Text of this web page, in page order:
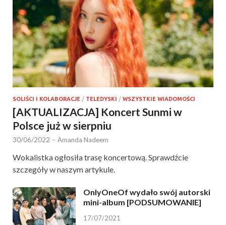
SOLIŚCI I KOLABORACJE / TELEDYSKI / WSZYSTKIE WIADOMOŚCI
[AKTUALIZACJA] Koncert Sunmi w
Polsce już w sierpniu
30/06/2022 - Amanda Nadeem
Wokalistka ogłosiła trasę koncertową. Sprawdźcie
szczegóły w naszym artykule.
OnlyOneOf wydało swój autorski
mini-album [PODSUMOWANIE]
17/07/2021